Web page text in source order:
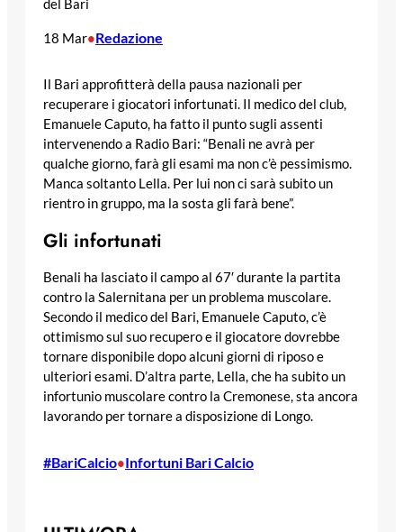
del Bari
18 Mar•Redazione
Il Bari approfitterà della pausa nazionali per
recuperare i giocatori infortunati. Il medico del club,
Emanuele Caputo, ha fatto il punto sugli assenti
intervenendo a Radio Bari: “Benali ne avrà per
qualche giorno, farà gli esami ma non c’è pessimismo.
Manca soltanto Lella. Per lui non ci sarà subito un
rientro in gruppo, ma la sosta gli farà bene”.
Gli infortunati
Benali ha lasciato il campo al 67′ durante la partita
contro la Salernitana per un problema muscolare.
Secondo il medico del Bari, Emanuele Caputo, c’è
ottimismo sul suo recupero e il giocatore dovrebbe
tornare disponibile dopo alcuni giorni di riposo e
ulteriori esami. D’altra parte, Lella, che ha subito un
infortunio muscolare contro la Cremonese, sta ancora
lavorando per tornare a disposizione di Longo.
#BariCalcio•Infortuni Bari Calcio